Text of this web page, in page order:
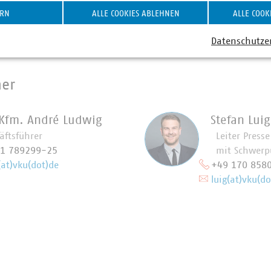
André Ludwig und VKU-Hauptgeschäftsführer gratulieren dem
André Ludwig
789299-25
Stefan Luig
Leiter
mit
+49 170
ALLE COOKIES ABLEHNEN ALLE